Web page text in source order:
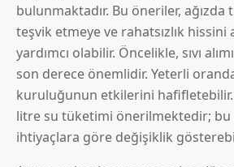
bulunmaktadır. Bu öneriler, ağızda
teşvik etmeye ve rahatsızlık hissini
yardımcı olabilir. Öncelikle, sıvı
son derece önemlidir. Yeterli
kuruluğunun etkilerini hafifletebilir.
litre su tüketimi önerilmektedir; bu
ihtiyaçlara göre değişiklik